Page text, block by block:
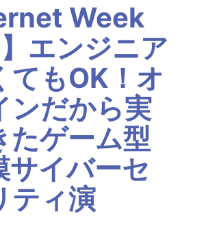
Week
エンジニア
てもOK！オ
ンだから実
たゲーム型
サイバーセ
ティ演